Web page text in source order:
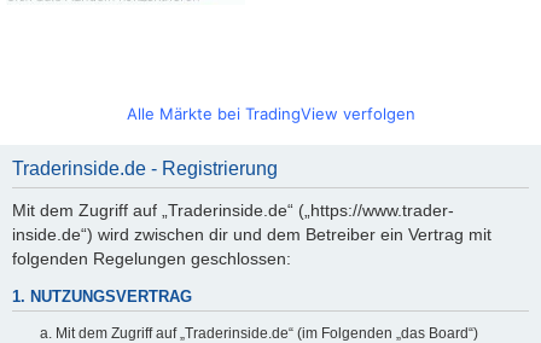
Alle Märkte bei TradingView verfolgen
Traderinside.de - Registrierung
Mit dem Zugriff auf „Traderinside.de“ („https://www.trader-
inside.de“) wird zwischen dir und dem Betreiber ein Vertrag mit
folgenden Regelungen geschlossen:
1. NUTZUNGSVERTRAG
Mit dem Zugriff auf „Traderinside.de“ (im Folgenden „das Board“)